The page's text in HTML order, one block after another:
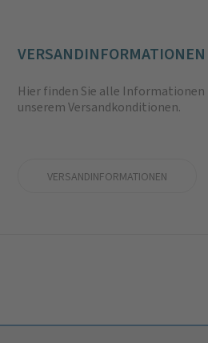
VERSAND­INFORMA­TIONEN
Hier finden Sie alle Informationen
unserem Versandkonditionen.
VERSANDINFORMATIONEN